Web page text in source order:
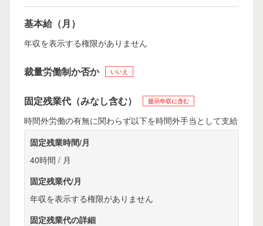
基本給（月）
年収を表示する権限がありません
裁量労働制か否か いいえ
固定残業代（みなし含む） 提示年収に含む
時間外労働の有無に関わらず以下を時間外手当として支給
固定残業時間/月
40時間 / 月
固定残業代/月
年収を表示する権限がありません
固定残業代の詳細